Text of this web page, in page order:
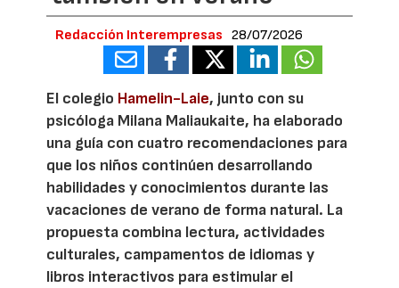
Redacción Interempresas 28/07/2026
El colegio Hamelin-Laie, junto con su
psicóloga Milana Maliaukaite, ha elaborado
una guía con cuatro recomendaciones para
que los niños continúen desarrollando
habilidades y conocimientos durante las
vacaciones de verano de forma natural. La
propuesta combina lectura, actividades
culturales, campamentos de idiomas y
libros interactivos para estimular el